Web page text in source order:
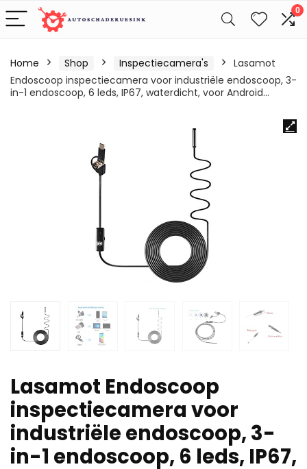
0
Home Shop Inspectiecamera's
Lasamot
Endoscoop inspectiecamera voor industriële endoscoop, 3-
in-1 endoscoop, 6 leds, IP67, waterdicht, voor Android…
Lasamot Endoscoop
inspectiecamera voor
industriële endoscoop, 3-
in-1 endoscoop, 6 leds, IP67,